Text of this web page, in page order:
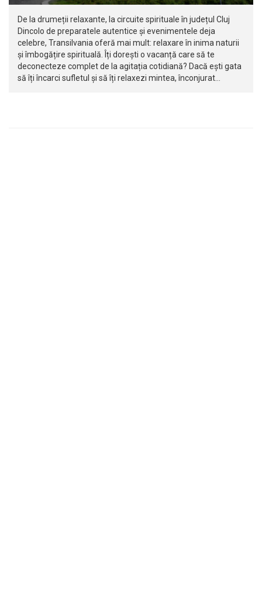
De la drumeții relaxante, la circuite spirituale în județul Cluj
Dincolo de preparatele autentice și evenimentele deja
celebre, Transilvania oferă mai mult: relaxare în inima naturii
și îmbogățire spirituală. Îți dorești o vacanță care să te
deconecteze complet de la agitația cotidiană? Dacă ești gata
să îți încarci sufletul și să îți relaxezi mintea, înconjurat…